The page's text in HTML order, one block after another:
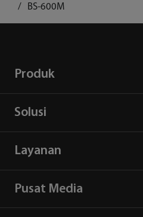
BS-600M
Produk
Solusi
Layanan
Pusat Media